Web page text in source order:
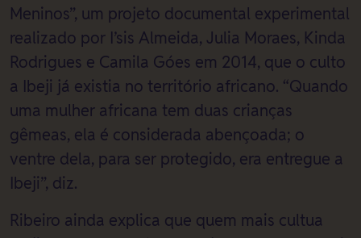
Meninos”, um projeto documental experimental
realizado por I’sis Almeida, Julia Moraes, Kinda
Rodrigues e Camila Góes em 2014, que o culto
a Ibeji já existia no território africano. “Quando
uma mulher africana tem duas crianças
gêmeas, ela é considerada abençoada; o
ventre dela, para ser protegido, era entregue a
Ibeji”, diz.
Ribeiro ainda explica que quem mais cultua